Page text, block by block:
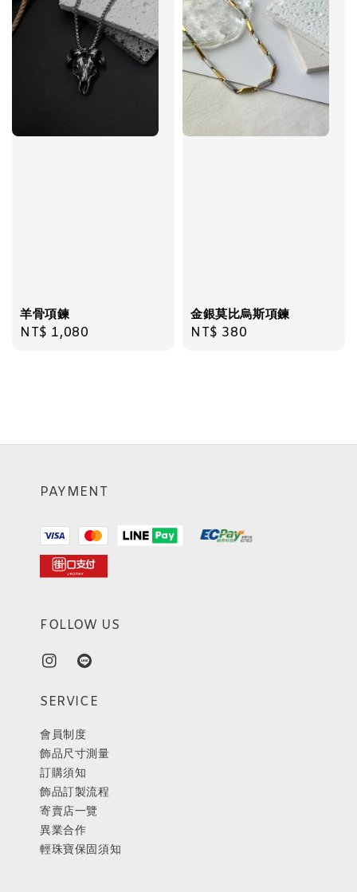
羊骨項鍊
Regular
NT$ 1,080
金銀莫比烏斯項鍊
Regular
NT$ 380
PAYMENT
FOLLOW US
SERVICE
會員制度
飾品尺寸測量
訂購須知
飾品訂製流程
寄賣店一覽
異業合作
輕珠寶保固須知